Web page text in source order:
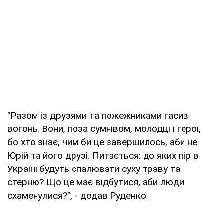
"Разом із друзями та пожежниками гасив
вогонь. Вони, поза сумнівом, молодці і герої,
бо хто знає, чим би це завершилось, аби не
Юрій та його друзі. Питається: до яких пір в
Україні будуть спалювати суху траву та
стерню? Що це має відбутися, аби люди
схаменулися?", - додав Руденко.